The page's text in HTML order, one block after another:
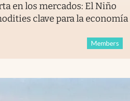
en los mercados: El Niño
clave para la economía
Members